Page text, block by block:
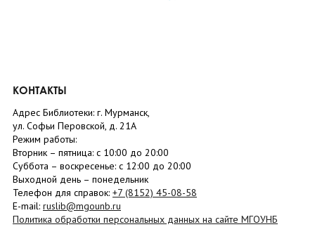
КОНТАКТЫ
Адрес Библиотеки: г. Мурманск,
ул. Софьи Перовской, д. 21А
Режим работы:
Вторник – пятница: с 10:00 до 20:00
Суббота – воскресенье: c 12:00 до 20:00
Выходной день – понедельник
Телефон для справок: +7 (8152) 45-08-58
E-mail: ruslib@mgounb.ru
Политика обработки персональных данных на сайте МГОУНБ